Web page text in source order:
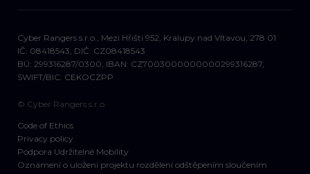
Cyber Rangers s.r.o., Mezi Hřišti 952, Kralupy nad Vltavou, 278 01
IČ: 08418543, DIČ: CZ08418543
BÚ: 299316287/0300, IBAN: CZ7003000000000299316287,
SWIFT/BIC: CEKOCZPP
© Cyber Rangers s.r.o.
Code of Ethics
Privacy policy
Podpora Udržitelné Mobility
Oznámení o uložení projektu rozdělení odštěpením sloučením